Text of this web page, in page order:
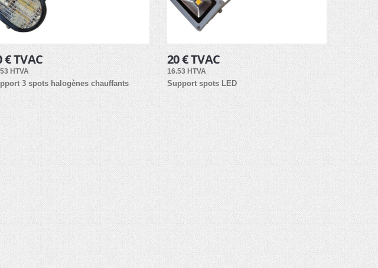
€ TVAC
HTVA
3 spots halogènes chauffants
20 € TVAC
16.53 HTVA
Support spots LED